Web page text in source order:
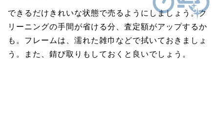
できるだけきれいな状態で売るようにしましょう。ク
リーニングの手間が省ける分、査定額がアップするか
も。フレームは、濡れた雑巾などで拭いておきましょ
う。また、錆び取りもしておくと良いでしょう。